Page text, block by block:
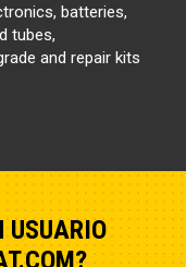
batteries,
tubes,
and repair kits
USUARIO